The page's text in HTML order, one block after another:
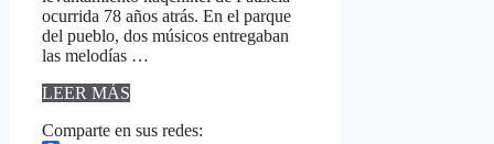
ocurrida 78 años atrás. En el parque
del pueblo, dos músicos entregaban
las melodías …
LEER MÁS
Comparte en sus redes: